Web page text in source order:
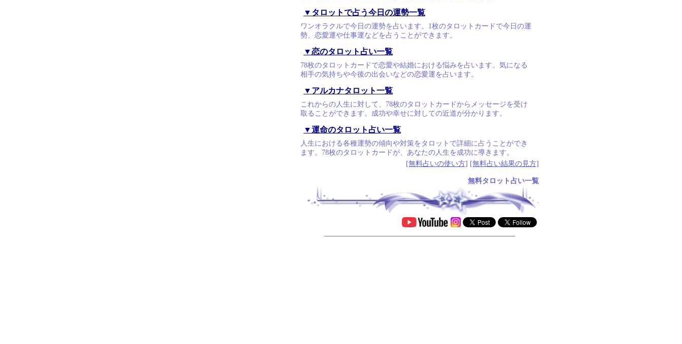
▼タロットで占う今日の運勢一覧
ワンオラクルで今日の運勢を占います。1枚のタロットカードで今日の運
勢、恋愛運や仕事運などを占うことができます。
▼恋のタロット占い一覧
78枚のタロットカードで恋愛や結婚における悩みを占います。気になる
相手の気持ちや今後の出会いなどの恋愛運を占います。
▼アルカナタロット一覧
これからの人生に対して、78枚のタロットカードからメッセージを受け
取ることができます。成功や幸せに対しての近道が分かります。
▼運命のタロット占い一覧
人生における各種運勢の傾向や対策をタロットで詳細に占うことができ
ます。78枚のタロットカードが、あなたの人生を成功に導きます。
[無料占いの使い方] [無料占い結果の見方]
無料タロット占い一覧
.